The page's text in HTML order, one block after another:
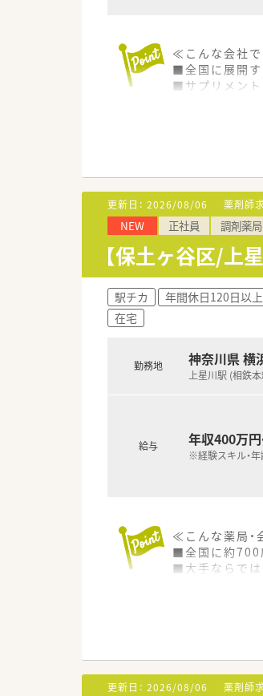
≪こんな会社
■全国に展開す
■サプリメント
■全店舗に錠
■女性活躍推
■1店舗あたり
せん。
≪充実の福利
■入社2年目か
■育児休業復
再雇用ライセ
≪薬局の特徴≫
■保土ヶ谷駅か
≪業務内容≫
■ドラッグス
■調剤業務は
≪研修制度・
■中途薬剤師
店舗勤務の前
■「階層別研
更新日： 2026/08/06 薬剤師
NEW 正社員 調剤薬局
【保土ヶ谷区/上
駅チカ 年間休日120日以上
在宅
勤務地 神奈川県 横
上星川駅 (相鉄
給与 年収400万
※経験スキル・
≪こんな薬局・
■全国に約700
■大手ならでは
更新日： 2026/08/06 薬剤師